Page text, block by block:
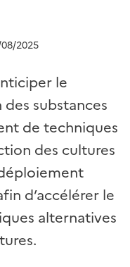
2025
le
substances
de techniques
des cultures
d’accélérer le
alternatives